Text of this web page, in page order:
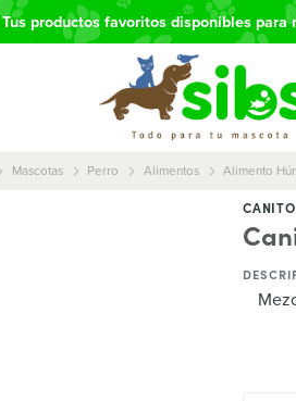
Tus productos favoritos disponibles para
Mascotas Perro Alimentos Alimento
CANITO